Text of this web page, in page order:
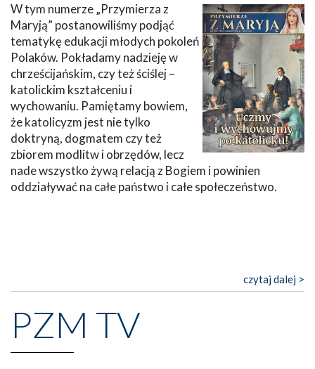
W tym numerze „Przymierza z
Maryją” postanowiliśmy podjąć
tematykę edukacji młodych pokoleń
Polaków. Pokładamy nadzieję w
chrześcijańskim, czy też ściślej –
katolickim kształceniu i
wychowaniu. Pamiętamy bowiem,
że katolicyzm jest nie tylko
doktryną, dogmatem czy też
zbiorem modlitw i obrzędów, lecz
nade wszystko żywą relacją z Bogiem i powinien
oddziaływać na całe państwo i całe społeczeństwo.
czytaj dalej >
PZM TV